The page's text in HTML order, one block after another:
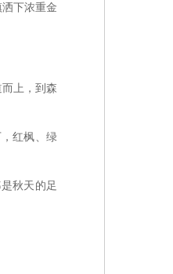
下浓重金
上，到森
红枫、绿
秋天的足